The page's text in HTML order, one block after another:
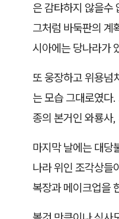
은 감탸하지 않을수
그처럼 바둑판의 계
시아에는 당나라가
또 웅장하고 위용넘
는 모습 그대로였다
종의 본거인 와룡사
마지막 날에는 대당
나라 위인 조각상들
복장과 메이크업을